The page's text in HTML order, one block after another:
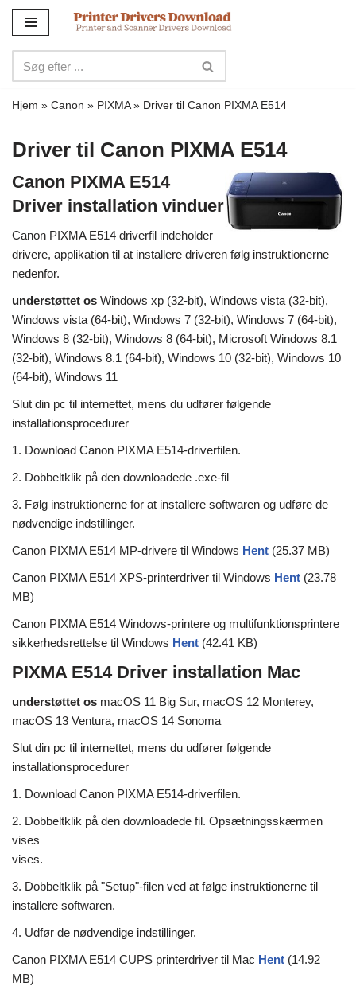
indhold
Hjem » Canon » PIXMA» Driver til Canon PIXMA E514
Driver til Canon PIXMA E514
Canon PIXMA E514
Driver installation vinduer
Canon PIXMA E514 driverfil indeholder
drivere, applikation til at installere driveren følg instruktionerne
nedenfor.
understøttet os Windows xp (32-bit), Windows vista (32-bit),
Windows vista (64-bit), Windows 7 (32-bit), Windows 7 (64-bit),
Windows 8 (32-bit), Windows 8 (64-bit), Microsoft Windows 8.1
(32-bit), Windows 8.1 (64-bit), Windows 10 (32-bit), Windows 10
(64-bit), Windows 11
Slut din pc til internettet, mens du udfører følgende
installationsprocedurer
1. Download Canon PIXMA E514-driverfilen.
2. Dobbeltklik på den downloadede .exe-fil
3. Følg instruktionerne for at installere softwaren og udføre de
nødvendige indstillinger.
Canon PIXMA E514 MP-drivere til Windows Hent (25.37 MB)
Canon PIXMA E514 XPS-printerdriver til Windows Hent (23.78
MB)
Canon PIXMA E514 Windows-printere og multifunktionsprintere
sikkerhedsrettelse til Windows Hent (42.41 KB)
PIXMA E514 Driver installation Mac
understøttet os macOS 11 Big Sur, macOS 12 Monterey,
macOS 13 Ventura, macOS 14 Sonoma
Slut din pc til internettet, mens du udfører følgende
installationsprocedurer
1. Download Canon PIXMA E514-driverfilen.
2. Dobbeltklik på den downloadede fil. Opsætningsskærmen
vises
vises.
3. Dobbeltklik på "Setup"-filen ved at følge instruktionerne til
installere softwaren.
4. Udfør de nødvendige indstillinger.
Canon PIXMA E514 CUPS printerdriver til Mac Hent (14.92
MB)